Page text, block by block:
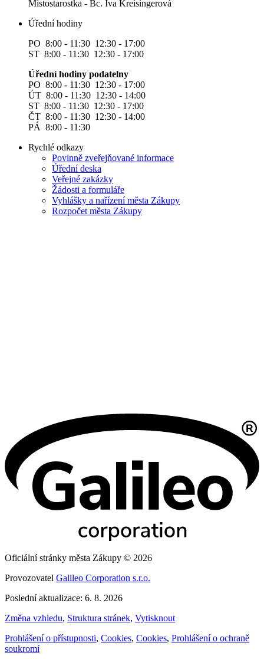
Místostarostka - Bc. Iva Kreisingerová
Úřední hodiny
PO 8:00 - 11:30 12:30 - 17:00
ST 8:00 - 11:30 12:30 - 17:00
Úřední hodiny podatelny
PO 8:00 - 11:30 12:30 - 17:00
ÚT 8:00 - 11:30 12:30 - 14:00
ST 8:00 - 11:30 12:30 - 17:00
ČT 8:00 - 11:30 12:30 - 14:00
PÁ 8:00 - 11:30
Rychlé odkazy
Povinně zveřejňované informace
Úřední deska
Veřejné zakázky
Žádosti a formuláře
Vyhlášky a nařízení města Zákupy
Rozpočet města Zákupy
Oficiální stránky města Zákupy © 2026
Provozovatel Galileo Corporation s.r.o.
Poslední aktualizace: 6. 8. 2026
Změna vzhledu, Struktura stránek, Vytisknout
Prohlášení o přístupnosti, Cookies, Cookies, Prohlášení o ochraně
soukromí